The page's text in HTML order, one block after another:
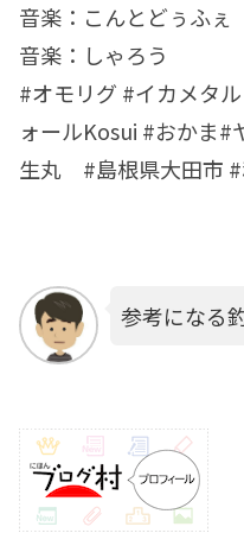
音楽：こんとどぅふぇ
音楽：しゃろう
#オモリグ #イカメタ
ォールKosui #おかま#
生丸 #島根県大田市
参考になる